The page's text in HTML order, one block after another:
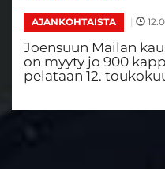
AJANKOHTAISTA |
Joensuun Mailan
on myyty jo 900
pelataan 12.